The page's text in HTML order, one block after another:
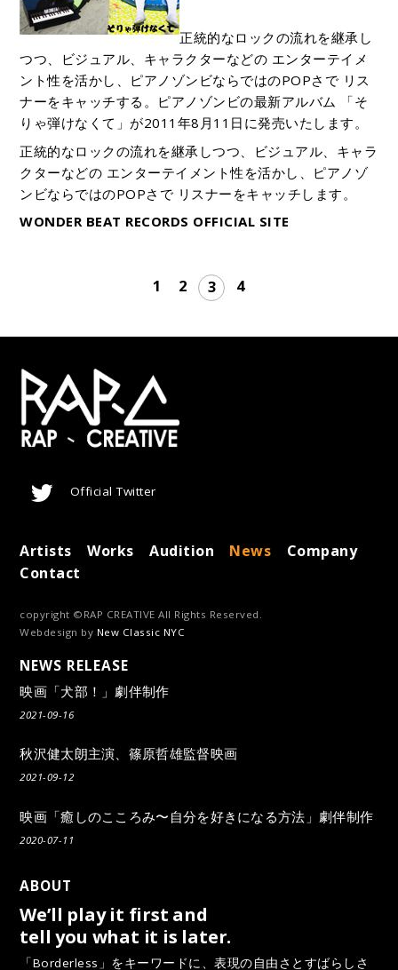
正統的なロックの流れを継承し
つつ、ビジュアル、キャラクターなどの エンターテイメ
ント性を活かし、ピアノゾンビならではのPOPさで リス
ナーをキャッチする。ピアノゾンビの最新アルバム 「そ
りゃ弾けなくて」が2011年8月11日に発売いたします。
正統的なロックの流れを継承しつつ、ビジュアル、キャラ
クターなどの エンターテイメント性を活かし、ピアノゾ
ンビならではのPOPさで リスナーをキャッチします。
WONDER BEAT RECORDS OFFICIAL SITE
1 2 3 4
Official Twitter
Artists Works Audition News
Company
Contact
copyright ©RAP CREATIVE All Rights Reserved.
Webdesign by New Classic NYC
NEWS RELEASE
映画「犬部！」劇伴制作
2021-09-16
秋沢健太朗主演、篠原哲雄監督映画
2021-09-12
映画「癒しのこころみ〜自分を好きになる方法」劇伴制作
2020-07-11
ABOUT
We’ll play it first and
tell you what it is later.
「Borderless」をキーワードに、表現の自由さとすばらしさ